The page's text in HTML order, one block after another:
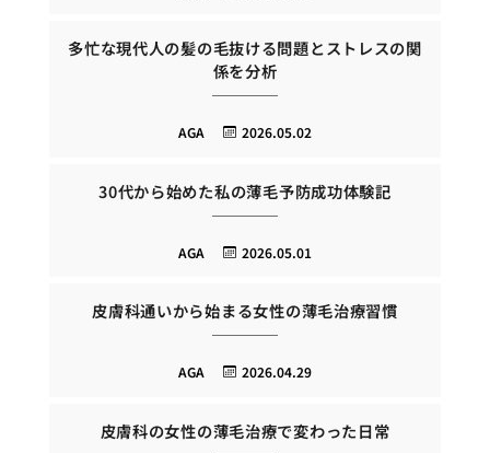
多忙な現代人の髪の毛抜ける問題とストレスの関
係を分析
2026.05.02
AGA
30代から始めた私の薄毛予防成功体験記
2026.05.01
AGA
皮膚科通いから始まる女性の薄毛治療習慣
2026.04.29
AGA
皮膚科の女性の薄毛治療で変わった日常